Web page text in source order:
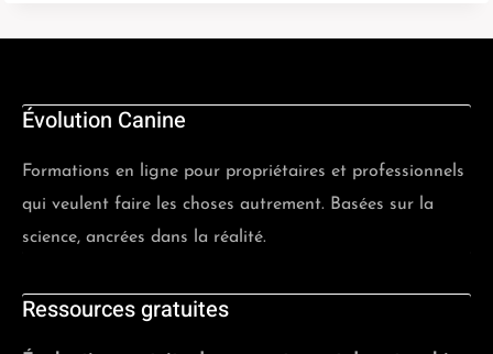
Évolution Canine
Formations en ligne pour propriétaires et professionnels
qui veulent faire les choses autrement. Basées sur la
science, ancrées dans la réalité.
Ressources gratuites